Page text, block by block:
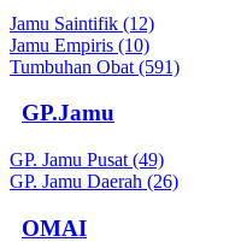
Jamu Saintifik (12)
Jamu Empiris (10)
Tumbuhan Obat (591)
GP.Jamu
GP. Jamu Pusat (49)
GP. Jamu Daerah (26)
OMAI